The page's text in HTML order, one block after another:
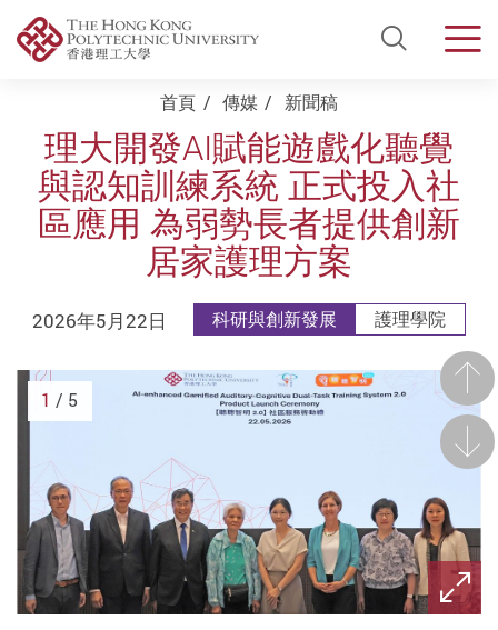
Open
Start main content首頁 傳媒 新聞稿
理大開發AI賦能遊戲化聽覺
與認知訓練系統 正式投入社
區應用 為弱勢長者提供創新
居家護理方案
2026年5月22日 科研與創新發展 護理學院
前
後一
1 / 5